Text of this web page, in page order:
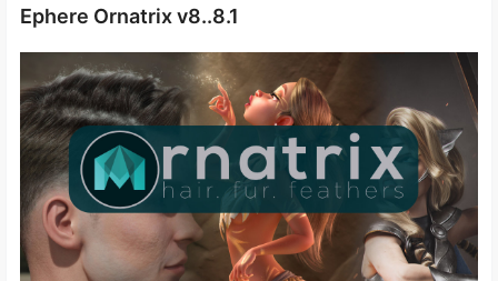
Ephere Ornatrix v8..8.1